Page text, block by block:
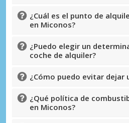
¿Cuál es el punto de
en Miconos?
¿Puedo elegir un
coche de alquiler?
¿Cómo puedo evitar dejar
¿Qué política de
en Miconos?